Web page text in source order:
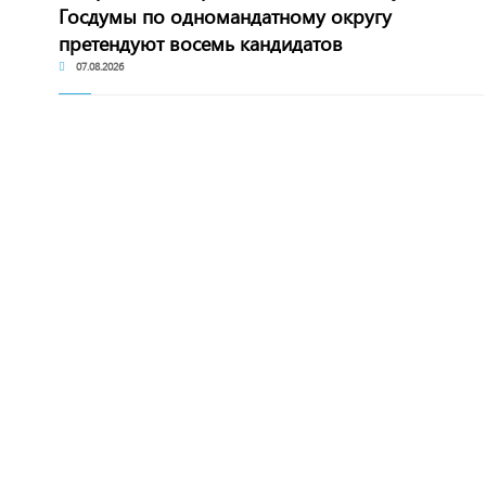
Госдумы по одномандатному округу
претендуют восемь кандидатов
07.08.2026